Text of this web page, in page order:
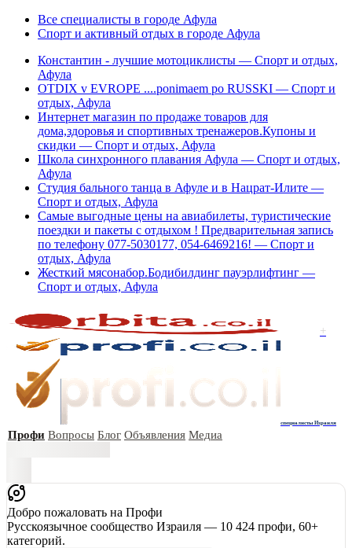
Все специалисты в городе Афула
Спорт и активный отдых в городе Афула
Константин - лучшие мотоциклисты — Спорт и отдых,
Афула
OTDIX v EVROPE ....ponimaem po RUSSKI — Спорт и
отдых, Афула
Интернет магазин по продаже товаров для
дома,здоровья и спортивных тренажеров.Купоны и
скидки — Спорт и отдых, Афула
Школа синхронного плавания Афула — Спорт и отдых,
Афула
Студия бального танца в Афуле и в Нацрат-Илите —
Спорт и отдых, Афула
Cамые выгодные цены на авиабилеты, туристические
поездки и пакеты с отдыхом ! Предварительная запись
по телефону 077-5030177, 054-6469216! — Спорт и
отдых, Афула
Жесткий мясонабор.Бодибилдинг пауэрлифтинг —
Спорт и отдых, Афула
+
специалисты Израиля
Профи Вопросы Блог Объявления Медиа
Добро пожаловать на Профи
Русскоязычное сообщество Израиля — 10 424 профи, 60+
категорий.